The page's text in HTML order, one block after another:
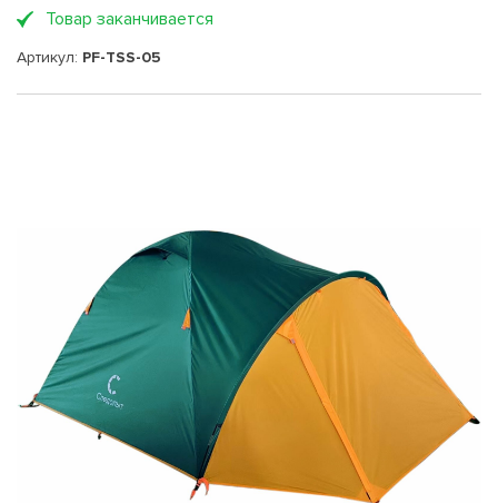
Товар заканчивается
Артикул: PF-TSS-05